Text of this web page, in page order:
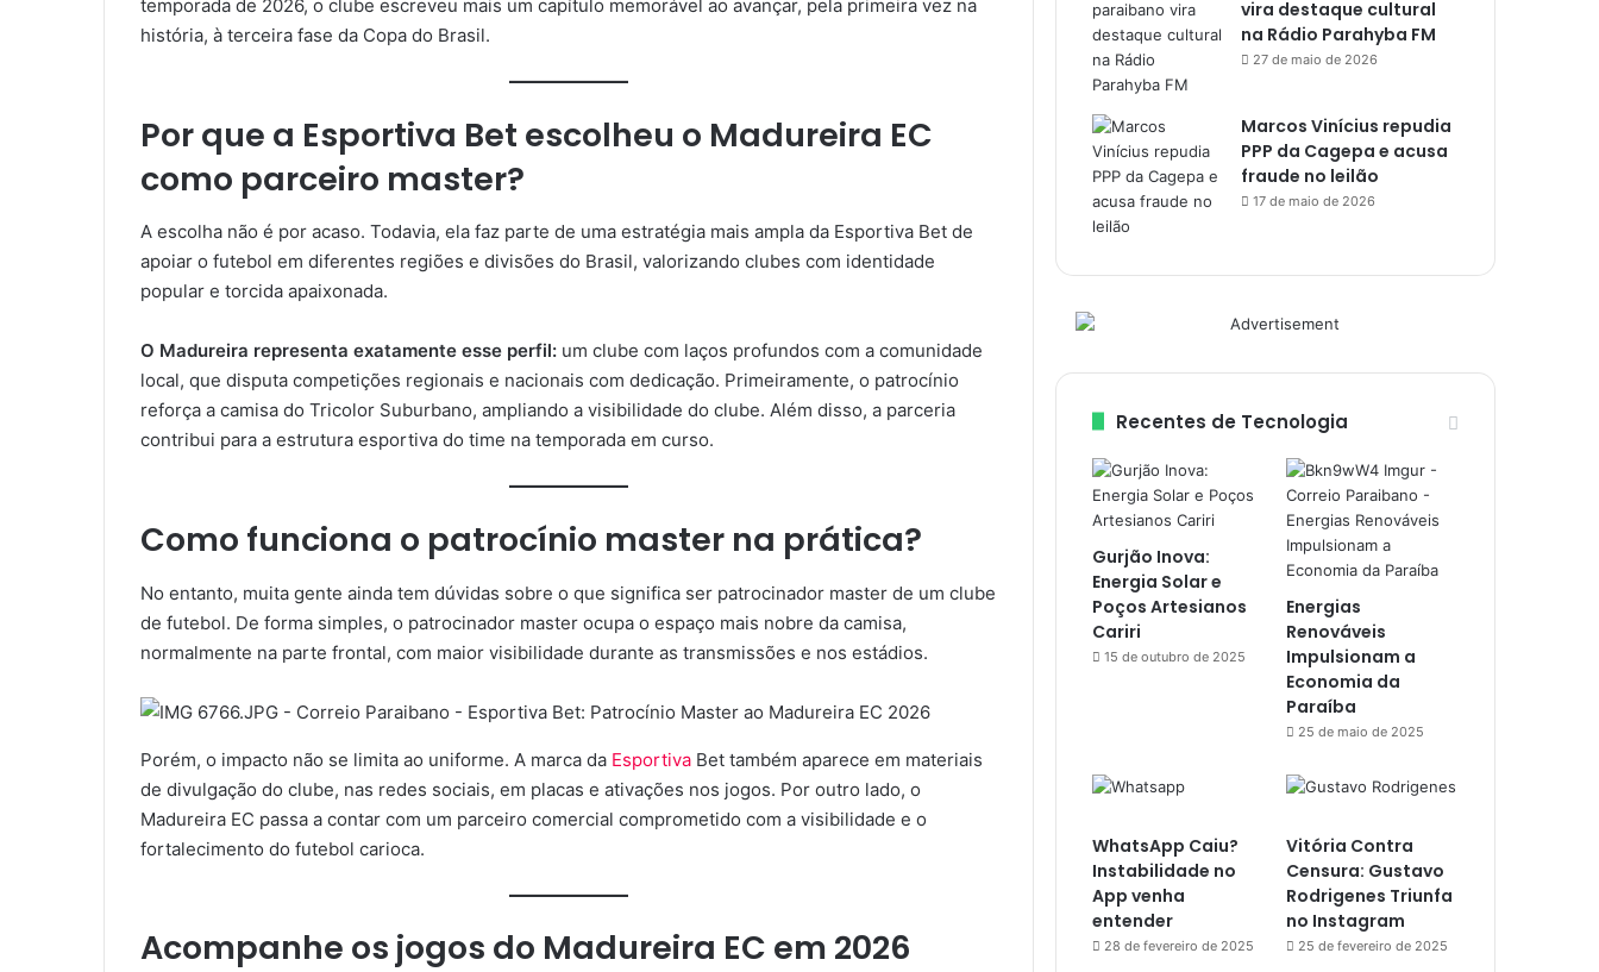
temporada de 2026, o clube escreveu mais um capítulo memorável ao avançar, pela primeira vez na
história, à terceira fase da Copa do Brasil.
Por que a Esportiva Bet escolheu o Madureira EC
como parceiro master?
A escolha não é por acaso. Todavia, ela faz parte de uma estratégia mais ampla da Esportiva Bet de
apoiar o futebol em diferentes regiões e divisões do Brasil, valorizando clubes com identidade
popular e torcida apaixonada.
O Madureira representa exatamente esse perfil: um clube com laços profundos com a comunidade
local, que disputa competições regionais e nacionais com dedicação. Primeiramente, o patrocínio
reforça a camisa do Tricolor Suburbano, ampliando a visibilidade do clube. Além disso, a parceria
contribui para a estrutura esportiva do time na temporada em curso.
Como funciona o patrocínio master na prática?
No entanto, muita gente ainda tem dúvidas sobre o que significa ser patrocinador master de um clube
de futebol. De forma simples, o patrocinador master ocupa o espaço mais nobre da camisa,
normalmente na parte frontal, com maior visibilidade durante as transmissões e nos estádios.
Porém, o impacto não se limita ao uniforme. A marca da Esportiva Bet também aparece em materiais
de divulgação do clube, nas redes sociais, em placas e ativações nos jogos. Por outro lado, o
Madureira EC passa a contar com um parceiro comercial comprometido com a visibilidade e o
fortalecimento do futebol carioca.
Acompanhe os jogos do Madureira EC em 2026
vira destaque cultural
na Rádio Parahyba FM
27 de maio de 2026
Marcos Vinícius repudia
PPP da Cagepa e acusa
fraude no leilão
17 de maio de 2026
Recentes de Tecnologia
Gurjão Inova:
Energia Solar e
Poços Artesianos
Cariri
15 de outubro de 2025
Energias
Renováveis
Impulsionam a
Economia da
Paraíba
25 de maio de 2025
WhatsApp Caiu?
Instabilidade no
App venha
entender
28 de fevereiro de 2025
Vitória Contra
Censura: Gustavo
Rodrigenes Triunfa
no Instagram
25 de fevereiro de 2025